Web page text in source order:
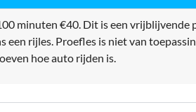
minuten €40. Dit is een vrijblijvende
rijles. Proefles is niet van
hoe auto rijden is.